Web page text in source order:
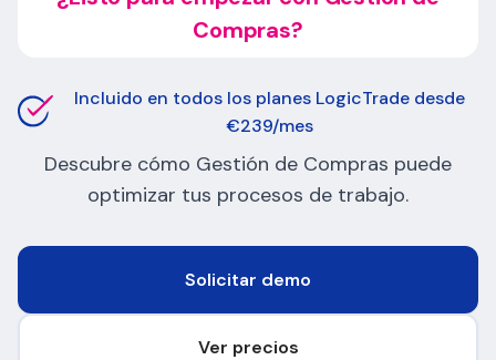
Compras?
Incluido en todos los planes LogicTrade desde
€239/mes
Descubre cómo Gestión de Compras puede
optimizar tus procesos de trabajo.
Solicitar demo
Ver precios